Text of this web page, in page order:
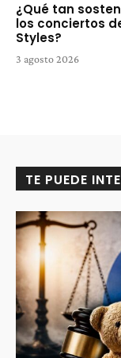
¿Qué tan
los conciertos
Styles?
3 agosto 2026
TE PUEDE